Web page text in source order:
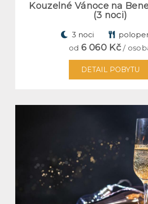
Kouzelné Vánoce na
(3 noci)
3 noci
od 6 060 Kč/
DETAIL POBYTU